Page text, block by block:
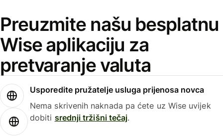
Preuzmite našu besplatnu
Wise aplikaciju za
pretvaranje valuta
Usporedite pružatelje usluga prijenosa novca
Nema skrivenih naknada pa ćete uz Wise uvijek
dobiti srednji tržišni tečaj.